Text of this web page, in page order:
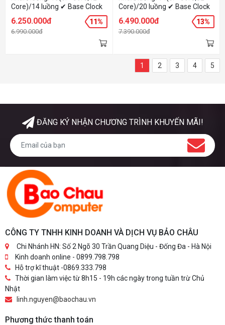
Core)/14 luồng ✔ Base Clock
(P-Core): 2.5 GHz ✔ Boost
Clock (P-Core): 4.7 GHz ✔
TDP: 65W
6.250.000đ
6.990.000đ
11%
Core)/20 luồng ✔ Base Clock
(P-Core): 2.6 GHz ✔ Boost
Clock (P-Core): 5.0 GHz ✔
TDP: 65W
6.490.000đ
7.390.000đ
13%
1 2 3 4 5
ĐĂNG KÝ NHẬN CHƯƠNG TRÌNH KHUYẾN MÃI!
CÔNG TY TNHH KINH DOANH VÀ DỊCH VỤ BẢO CHÂU
Chi Nhánh HN: Số 2 Ngõ 30 Trần Quang Diệu - Đống Đa - Hà Nội
Kinh doanh online - 0899.798.798
Hỗ trợ kĩ thuật -0869.333.798
Thời gian làm việc từ 8h15 - 19h các ngày trong tuần trừ Chủ
Nhật
linh.nguyen@baochau.vn
Phương thức thanh toán